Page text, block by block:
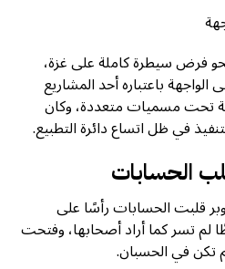
فرض سيطرة كاملة على غزة،
باعتباره أحد المشاريع
تحت مسميات متعددة، وكان
في ظل اتساع دائرة التطبيع.
الحسابات
قلبت الحسابات رأسًا على
تسر كما أراد أصحابها، وفتحت
تكن في الحسبان.